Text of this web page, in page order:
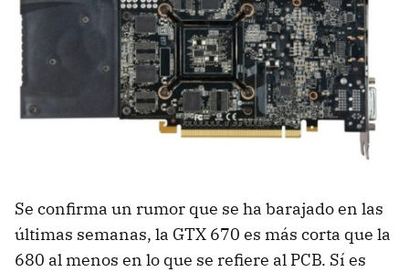
Se confirma un rumor que se ha barajado en las
últimas semanas, la GTX 670 es más corta que la
680 al menos en lo que se refiere al PCB. Sí es